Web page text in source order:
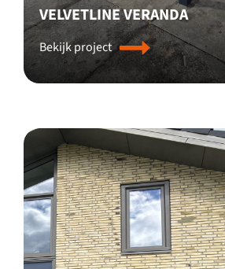
VELVETLINE VERANDA
Bekijk project